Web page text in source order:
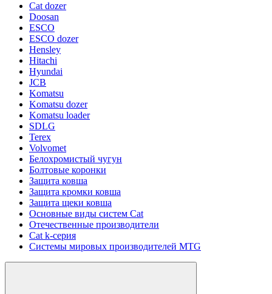
Cat dozer
Doosan
ESCO
ESCO dozer
Hensley
Hitachi
Hyundai
JCB
Komatsu
Komatsu dozer
Komatsu loader
SDLG
Terex
Volvomet
Белохромистый чугун
Болтовые коронки
Защита ковша
Защита кромки ковша
Защита щеки ковша
Основные виды систем Cat
Отечественные производители
Сat k-серия
Системы мировых производителей MTG